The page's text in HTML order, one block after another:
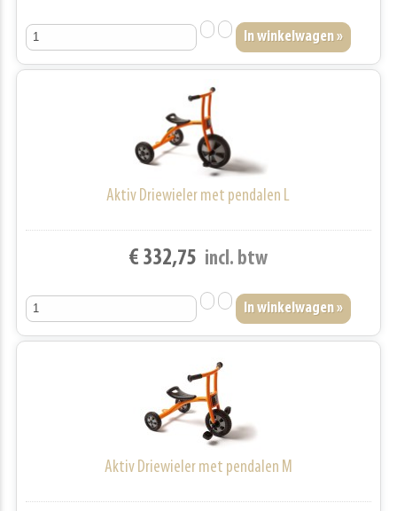
Aktiv Driewieler met pendalen L
€ 332,75 incl. btw
Aktiv Driewieler met pendalen M